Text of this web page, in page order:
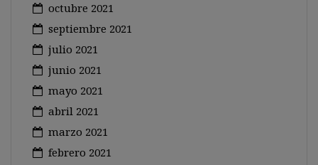
octubre 2021
septiembre 2021
julio 2021
junio 2021
mayo 2021
abril 2021
marzo 2021
febrero 2021